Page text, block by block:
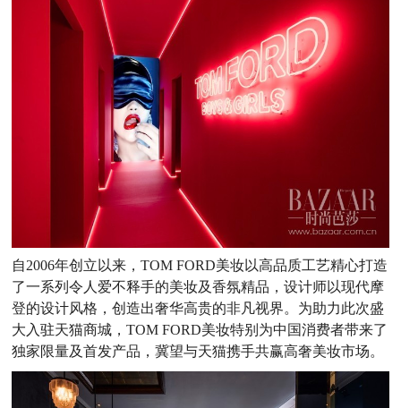
自2006年创立以来，TOM FORD美妆以高品质工艺精心打造
了一系列令人爱不释手的美妆及香氛精品，设计师以现代摩
登的设计风格，创造出奢华高贵的非凡视界。为助力此次盛
大入驻天猫商城，TOM FORD美妆特别为中国消费者带来了
独家限量及首发产品，冀望与天猫携手共赢高奢美妆市场。